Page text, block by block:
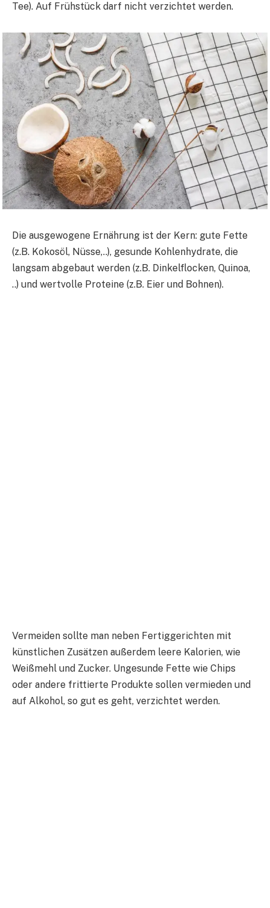
Tee). Auf Frühstück darf nicht verzichtet werden.
Die ausgewogene Ernährung ist der Kern: gute Fette
(z.B. Kokosöl, Nüsse,..), gesunde Kohlenhydrate, die
langsam abgebaut werden (z.B. Dinkelflocken, Quinoa,
..) und wertvolle Proteine (z.B. Eier und Bohnen).
Vermeiden sollte man neben Fertiggerichten mit
künstlichen Zusätzen außerdem leere Kalorien, wie
Weißmehl und Zucker. Ungesunde Fette wie Chips
oder andere frittierte Produkte sollen vermieden und
auf Alkohol, so gut es geht, verzichtet werden.